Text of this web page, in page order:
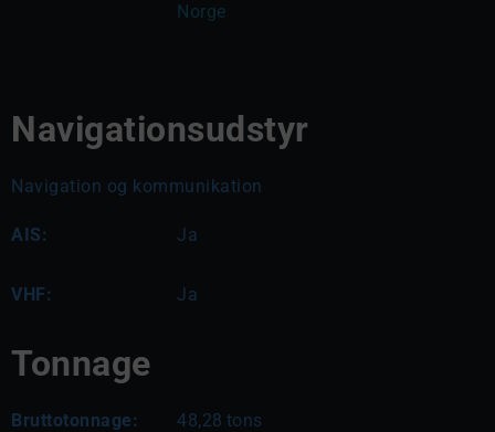
Norge
Navigationsudstyr
Navigation og kommunikation
AIS: Ja
VHF: Ja
Tonnage
Bruttotonnage: 48,28 tons